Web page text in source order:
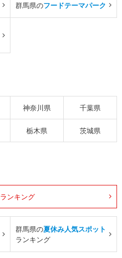
群馬県のフードテーマパーク
神奈川県 千葉県
栃木県 茨城県
ランキング
群馬県の夏休み人気スポット
ランキング